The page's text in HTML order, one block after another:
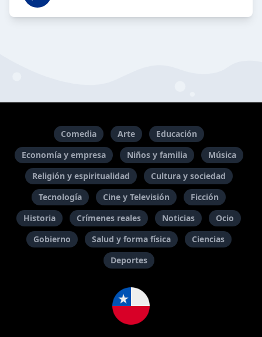
Comedia Arte
Educación
Economía y empresa
Niños y familia
Música
Religión y espiritualidad
Cultura y sociedad
Tecnología
Cine y Televisión
Ficción
Historia
Crímenes reales Noticias
Ocio
Gobierno
Salud y forma física
Ciencias
Deportes